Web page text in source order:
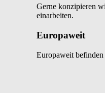
Gerne konzipieren
einarbeiten.
Europaweit
Europaweit